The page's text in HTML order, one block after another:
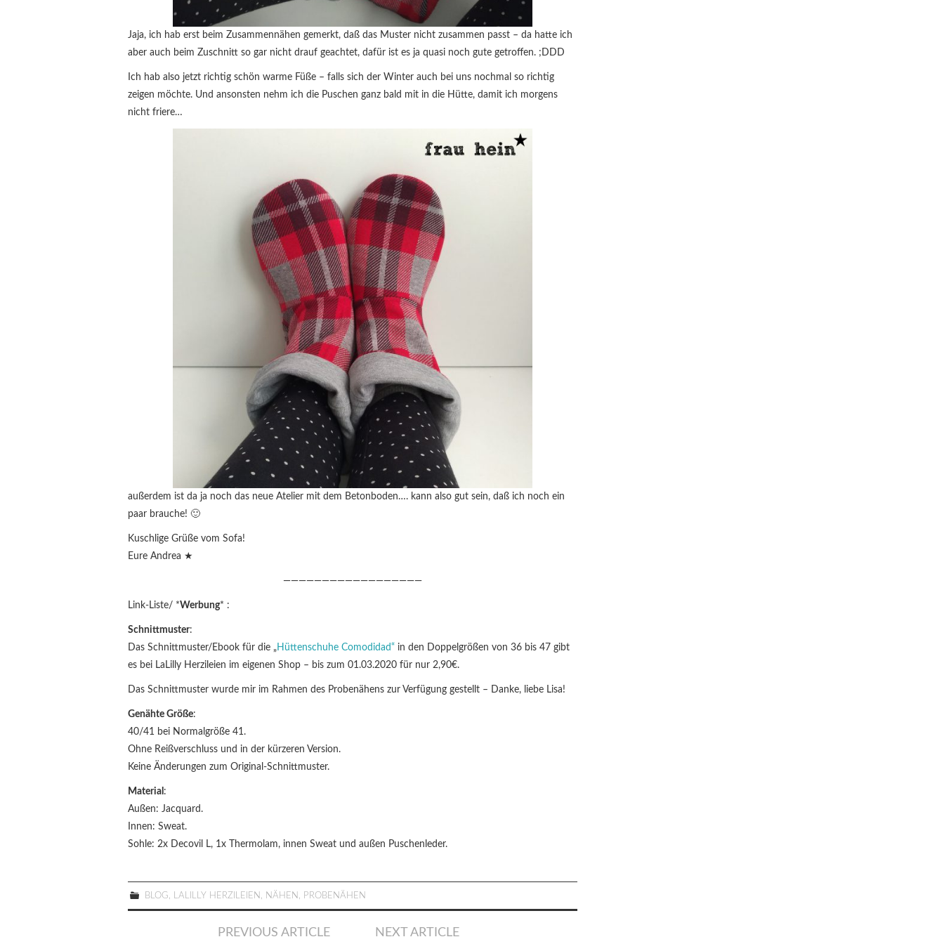
Jaja, ich hab erst beim Zusammennähen gemerkt, daß das Muster nicht zusammen passt – da hatte ich
aber auch beim Zuschnitt so gar nicht drauf geachtet, dafür ist es ja quasi noch gute getroffen. ;DDD
Ich hab also jetzt richtig schön warme Füße – falls sich der Winter auch bei uns nochmal so richtig
zeigen möchte. Und ansonsten nehm ich die Puschen ganz bald mit in die Hütte, damit ich morgens
nicht friere…
außerdem ist da ja noch das neue Atelier mit dem Betonboden…. kann also gut sein, daß ich noch ein
paar brauche! 🙂
Kuschlige Grüße vom Sofa!
Eure Andrea ★
——————————————————
Link-Liste/ *Werbung* :
Schnittmuster:
Das Schnittmuster/Ebook für die „ Hüttenschuhe Comodidad“ in den Doppelgrößen von 36 bis 47 gibt
es bei LaLilly Herzileien im eigenen Shop – bis zum 01.03.2020 für nur 2,90€.
Das Schnittmuster wurde mir im Rahmen des Probenähens zur Verfügung gestellt – Danke, liebe Lisa!
Genähte Größe:
40/41 bei Normalgröße 41.
Ohne Reißverschluss und in der kürzeren Version.
Keine Änderungen zum Original-Schnittmuster.
Material :
Außen: Jacquard.
Innen: Sweat.
Sohle: 2x Decovil L, 1x Thermolam, innen Sweat und außen Puschenleder.
BLOG LALILLY HERZILEIEN NÄHEN PROBENÄHEN
PREVIOUS ARTICLE NEXT ARTICLE